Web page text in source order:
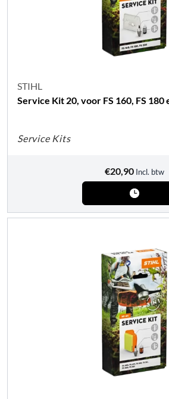
STIHL
Service Kit 20, voor FS 160, FS 180
Service Kits
€20,90 Incl. btw